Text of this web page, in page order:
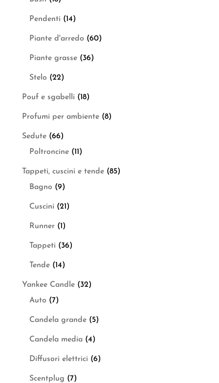
Pendenti (14)
Piante d'arredo (60)
Piante grasse (36)
Stelo (22)
Pouf e sgabelli (18)
Profumi per ambiente (8)
Sedute (66)
Poltroncine (11)
Tappeti, cuscini e tende (85)
Bagno (9)
Cuscini (21)
Runner (1)
Tappeti (36)
Tende (14)
Yankee Candle (32)
Auto (7)
Candela grande (5)
Candela media (4)
Diffusori elettrici (6)
Scentplug (7)